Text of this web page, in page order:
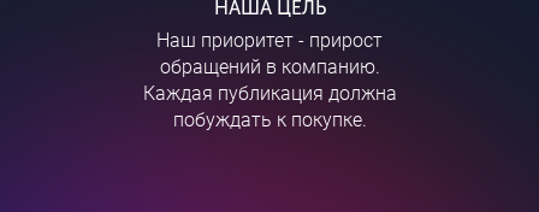
НАША ЦЕЛЬ
Наш приоритет - прирост
обращений в компанию.
Каждая публикация должна
побуждать к покупке.